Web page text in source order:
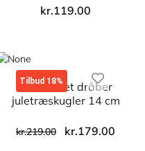
kr.119.00
Tilbud 18%
Hvid snoet dråber
juletræskugler 14 cm
kr.219.00 kr.179.00